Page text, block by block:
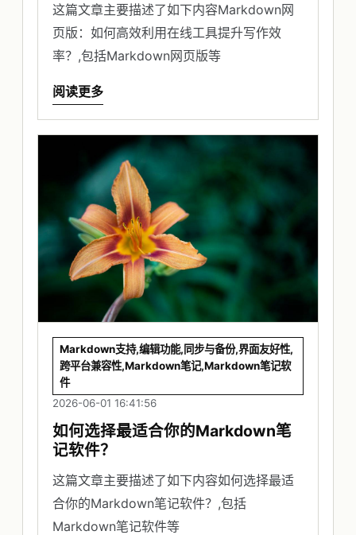
这篇文章主要描述了如下内容Markdown网
页版：如何高效利用在线工具提升写作效
率？,包括Markdown网页版等
阅读更多
Markdown支持,编辑功能,同步与备份,界面友好性,
跨平台兼容性,Markdown笔记,Markdown笔记软
件
2026-06-01 16:41:56
如何选择最适合你的Markdown笔
记软件？
这篇文章主要描述了如下内容如何选择最适
合你的Markdown笔记软件？,包括
Markdown笔记软件等